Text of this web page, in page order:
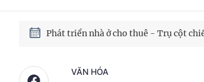
Phát triển nhà ở cho thuê - Trụ cột
VĂN HÓA